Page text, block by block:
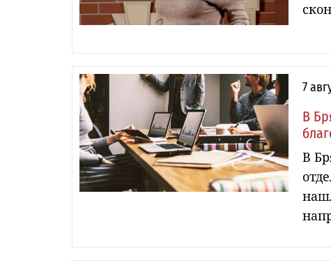
7
В
В